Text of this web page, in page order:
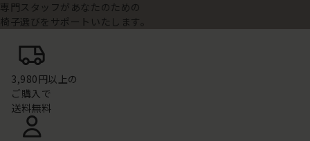
専門スタッフがあなたのための
椅子選びをサポートいたします。
3,980円以上の
ご購入で
送料無料